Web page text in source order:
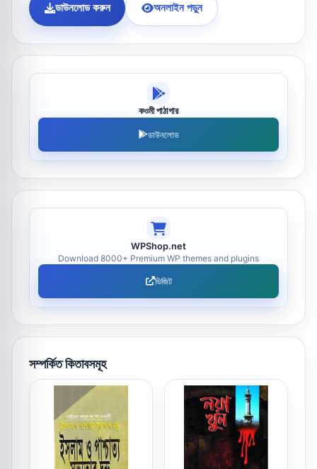
ডাউনলোড করুন অনলাইন পড়ুন
কওমী পাঠাগার
ডাউনলোড
WPShop.net
Download 8000+ Premium WP themes and plugins
ভিজিট
সম্পর্কিত কিতাবসমূহ